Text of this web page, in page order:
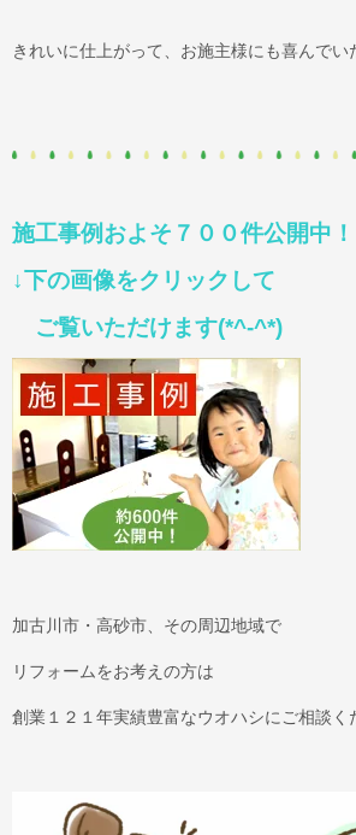
きれいに仕上がって、お施主様にも喜んでい
施工事例およそ７００件公開中！
↓下の画像をクリックして
ご覧いただけます(*^-^*)
加古川市・高砂市、その周辺地域で
リフォームをお考えの方は
創業１２１年実績豊富なウオハシにご相談く